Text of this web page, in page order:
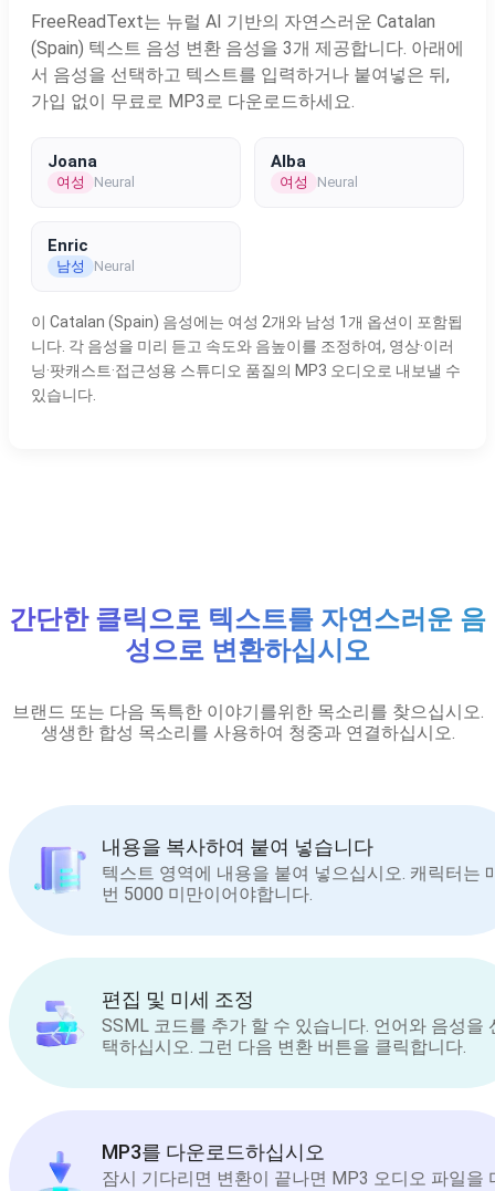
FreeReadText는 뉴럴 AI 기반의 자연스러운 Catalan
(Spain) 텍스트 음성 변환 음성을 3개 제공합니다. 아래에
서 음성을 선택하고 텍스트를 입력하거나 붙여넣은 뒤,
가입 없이 무료로 MP3로 다운로드하세요.
Joana
여성 Neural
Alba
여성 Neural
Enric
남성 Neural
이 Catalan (Spain) 음성에는 여성 2개와 남성 1개 옵션이 포함됩
니다. 각 음성을 미리 듣고 속도와 음높이를 조정하여, 영상·이러
닝·팟캐스트·접근성용 스튜디오 품질의 MP3 오디오로 내보낼 수
있습니다.
간단한 클릭으로 텍스트를 자연스러운 음
성으로 변환하십시오
브랜드 또는 다음 독특한 이야기를위한 목소리를 찾으십시오.
생생한 합성 목소리를 사용하여 청중과 연결하십시오.
내용을 복사하여 붙여 넣습니다
텍스트 영역에 내용을 붙여 넣으십시오. 캐릭터는
번 5000 미만이어야합니다.
편집 및 미세 조정
SSML 코드를 추가 할 수 있습니다. 언어와 음성을
택하십시오. 그런 다음 변환 버튼을 클릭합니다.
MP3를 다운로드하십시오
잠시 기다리면 변환이 끝나면 MP3 오디오 파일을